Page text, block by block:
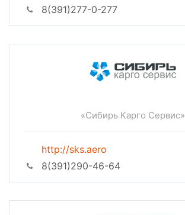
8(391)277-0-277
«Сибирь Карго Сервис»
http://sks.aero
8(391)290-46-64